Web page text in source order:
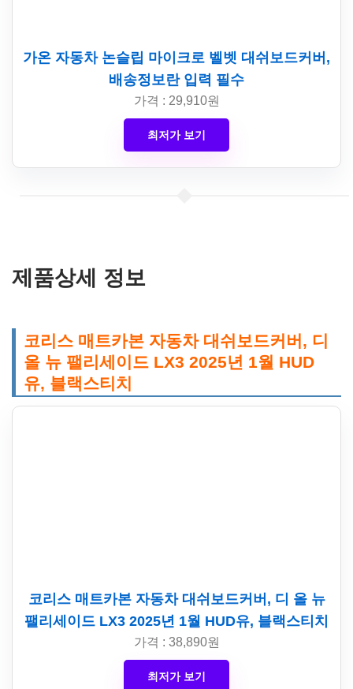
가온 자동차 논슬립 마이크로 벨벳 대쉬보드커버,
배송정보란 입력 필수
가격 : 29,910원
최저가 보기
제품상세 정보
코리스 매트카본 자동차 대쉬보드커버, 디
올 뉴 팰리세이드 LX3 2025년 1월 HUD
유, 블랙스티치
코리스 매트카본 자동차 대쉬보드커버, 디 올 뉴
팰리세이드 LX3 2025년 1월 HUD유, 블랙스티치
가격 : 38,890원
최저가 보기